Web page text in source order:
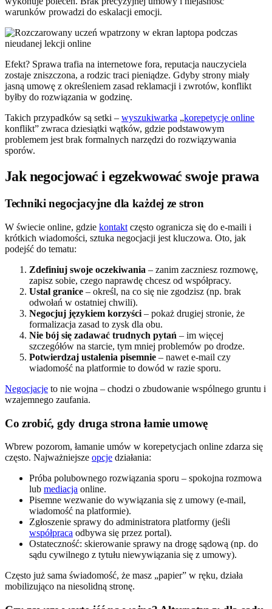
warunków prowadzi do eskalacji emocji.
Efekt? Sprawa trafia na internetowe fora, reputacja nauczyciela
zostaje zniszczona, a rodzic traci pieniądze. Gdyby strony miały
jasną umowę z określeniem zasad reklamacji i zwrotów, konflikt
byłby do rozwiązania w godzinę.
Takich przypadków są setki – wyszukiwarka „korepetycje online
konflikt” zwraca dziesiątki wątków, gdzie podstawowym
problemem jest brak formalnych narzędzi do rozwiązywania
sporów.
Jak negocjować i egzekwować swoje prawa
Techniki negocjacyjne dla każdej ze stron
W świecie online, gdzie kontakt często ogranicza się do e-maili i
krótkich wiadomości, sztuka negocjacji jest kluczowa. Oto, jak
podejść do tematu:
Zdefiniuj swoje oczekiwania – zanim zaczniesz rozmowę,
zapisz sobie, czego naprawdę chcesz od współpracy.
Ustal granice – określ, na co się nie zgodzisz (np. brak
odwołań w ostatniej chwili).
Negocjuj językiem korzyści – pokaż drugiej stronie, że
formalizacja zasad to zysk dla obu.
Nie bój się zadawać trudnych pytań – im więcej
szczegółów na starcie, tym mniej problemów po drodze.
Potwierdzaj ustalenia pisemnie – nawet e-mail czy
wiadomość na platformie to dowód w razie sporu.
Negocjacje to nie wojna – chodzi o zbudowanie wspólnego gruntu i
wzajemnego zaufania.
Co zrobić, gdy druga strona łamie umowę
Wbrew pozorom, łamanie umów w korepetycjach online zdarza się
często. Najważniejsze opcje działania:
Próba polubownego rozwiązania sporu – spokojna rozmowa
lub mediacja online.
Pisemne wezwanie do wywiązania się z umowy (e-mail,
wiadomość na platformie).
Zgłoszenie sprawy do administratora platformy (jeśli
współpraca odbywa się przez portal).
Ostateczność: skierowanie sprawy na drogę sądową (np. do
sądu cywilnego z tytułu niewywiązania się z umowy).
Często już sama świadomość, że masz „papier” w ręku, działa
mobilizująco na niesolidną stronę.